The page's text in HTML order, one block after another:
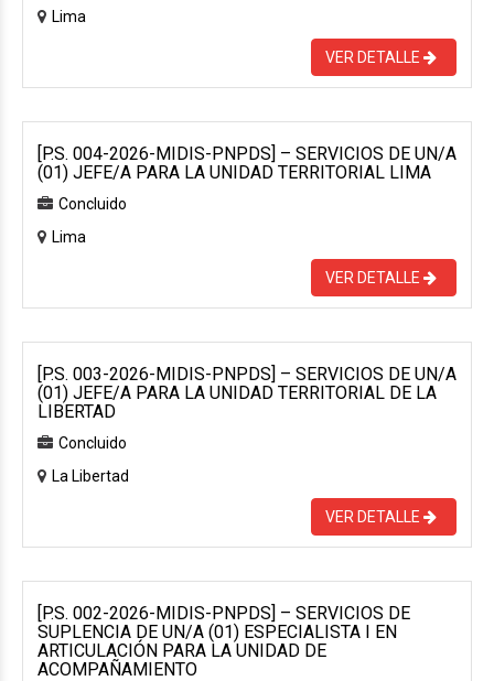
Lima
VER DETALLE
[P.S. 004-2026-MIDIS-PNPDS] – SERVICIOS DE UN/A
(01) JEFE/A PARA LA UNIDAD TERRITORIAL LIMA
Concluido
Lima
VER DETALLE
[P.S. 003-2026-MIDIS-PNPDS] – SERVICIOS DE UN/A
(01) JEFE/A PARA LA UNIDAD TERRITORIAL DE LA
LIBERTAD
Concluido
La Libertad
VER DETALLE
[P.S. 002-2026-MIDIS-PNPDS] – SERVICIOS DE
SUPLENCIA DE UN/A (01) ESPECIALISTA I EN
ARTICULACIÓN PARA LA UNIDAD DE
ACOMPAÑAMIENTO